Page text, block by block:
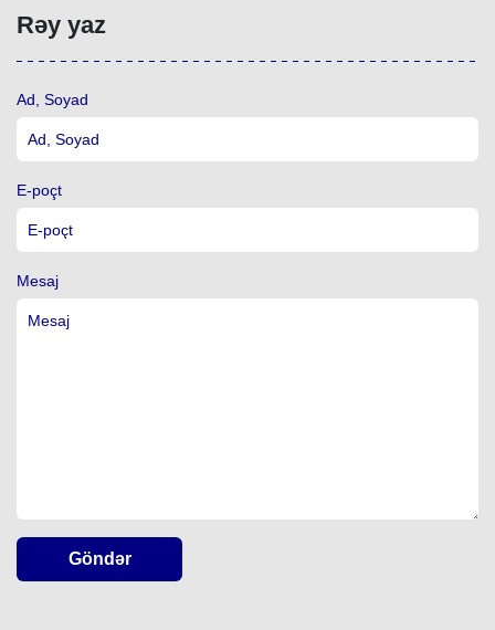
Rəy yaz
Ad, Soyad
E-poçt
Mesaj
Göndər